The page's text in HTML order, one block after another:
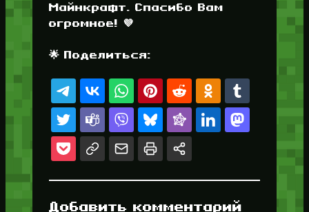
Майнкрафт. Спасибо Вам
огромное! 💜
🌟 Поделиться:
Добавить комментарий